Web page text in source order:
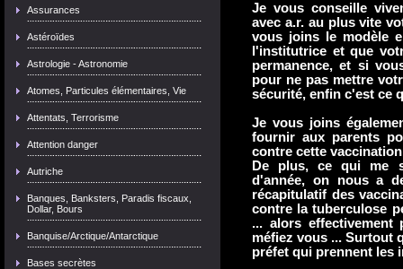
Assurances
Astéroïdes
Astrologie - Astronomie
Atomes, Particules élémentaires, Vie
Attentats, Terrorisme
Attention danger
Autriche
Banques, Banksters, Paradis fiscaux,
Dollar, Bours
Banquise/Arctique/Antarctique
Bases secrètes
Je vous conseille
avec a.r. au plus vite
vous joins le modèle
l'institutrice et que
permanence, et si
pour ne pas mettre
sécurité, enfin c'est ce
Je vous joins
fournir aux parents
contre cette
De plus, ce qui me
d'année, on nous a
récapitulatif des
contre la tuberculose
... alors
méfiez vous ... Surtout
préfet qui prennent les